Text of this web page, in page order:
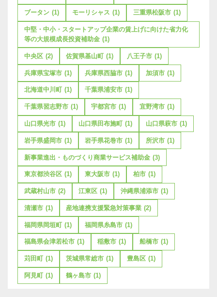
ブータン (1) モーリシャス (1) 三重県松阪市 (1)
中堅・中小・スタートアップ企業の賃上げに向けた省力化
等の大規模成長投資補助金 (1)
中央区 (2) 佐賀県基山町 (1) 八王子市 (1)
兵庫県宝塚市 (1) 兵庫県西脇市 (1) 加須市 (1)
北海道中川町 (1) 千葉県浦安市 (1)
千葉県習志野市 (1) 宇都宮市 (1) 宜野湾市 (1)
山口県光市 (1) 山口県田布施町 (1) 山口県萩市 (1)
岩手県盛岡市 (1) 岩手県花巻市 (1) 所沢市 (1)
新事業進出・ものづくり商業サービス補助金 (3)
東京都渋谷区 (1) 東大阪市 (1) 柏市 (1)
武蔵村山市 (2) 江東区 (1) 沖縄県浦添市 (1)
清瀬市 (1) 産地連携支援緊急対策事業 (2)
福岡県岡垣町 (1) 福岡県糸島市 (1)
福島県会津若松市 (1) 稲敷市 (1) 船橋市 (1)
苅田町 (1) 茨城県常総市 (1) 豊島区 (1)
阿見町 (1) 鶴ヶ島市 (1)